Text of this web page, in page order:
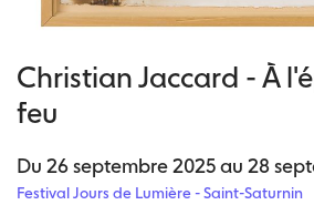
Christian Jaccard - À
feu
Du 26 septembre 2025 au 28
Festival Jours de Lumière - Saint-Saturnin